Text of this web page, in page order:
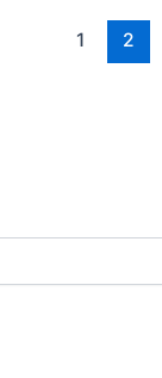
1 2